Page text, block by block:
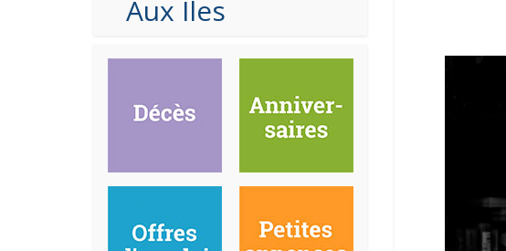
Aux Iles